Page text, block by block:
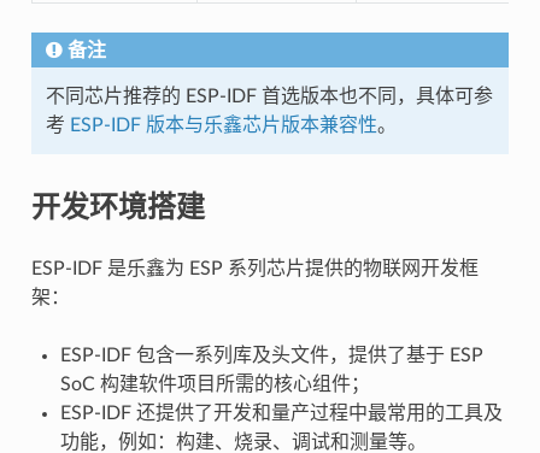
备注
不同芯片推荐的 ESP-IDF 首选版本也不同，具体可参
考 ESP-IDF 版本与乐鑫芯片版本兼容性。
开发环境搭建
ESP-IDF 是乐鑫为 ESP 系列芯片提供的物联网开发框
架：
ESP-IDF 包含一系列库及头文件，提供了基于 ESP
SoC 构建软件项目所需的核心组件；
ESP-IDF 还提供了开发和量产过程中最常用的工具及
功能，例如：构建、烧录、调试和测量等。